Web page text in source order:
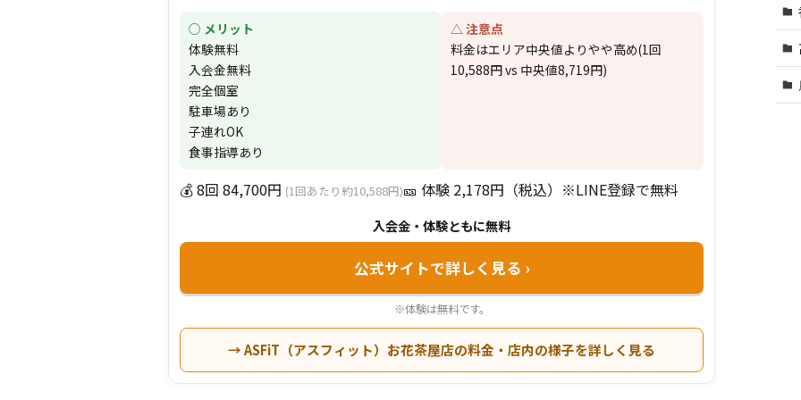
○ メリット
体験無料
入会金無料
完全個室
駐車場あり
子連れOK
食事指導あり
△ 注意点
料金はエリア中央値よりやや高め(1回
10,588円 vs 中央値8,719円)
💰 8回 84,700円 (1回あたり約10,588円)🎫 体験 2,178円（税込）※LINE登録で無料
入会金・体験ともに無料
公式サイトで詳しく見る ›
※体験は無料です。
→ ASFiT（アスフィット）お花茶屋店の料金・店内の様子を詳しく見る